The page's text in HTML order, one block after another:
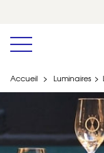
Accueil > Luminaires >